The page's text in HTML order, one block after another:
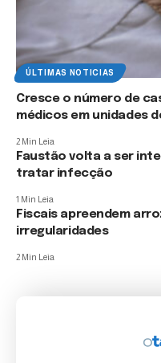
ÚLTIMAS NOTICIAS
Cresce o número de
médicos em unidades
2 Min Leia
Faustão volta a ser
tratar infecção
1 Min Leia
Fiscais apreendem
irregularidades
2 Min Leia